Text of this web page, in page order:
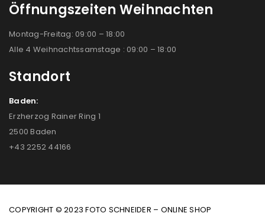
Öffnungszeiten Weihnachten
Montag-Freitag: 09:00 – 18:00
Alle 4 Weihnachtssamstage : 09:00 – 18:00
Standort
Baden:
Erzherzog Rainer Ring 1
2500 Baden
+43 2252 44166
COPYRIGHT © 2023 FOTO SCHNEIDER – ONLINE SHOP